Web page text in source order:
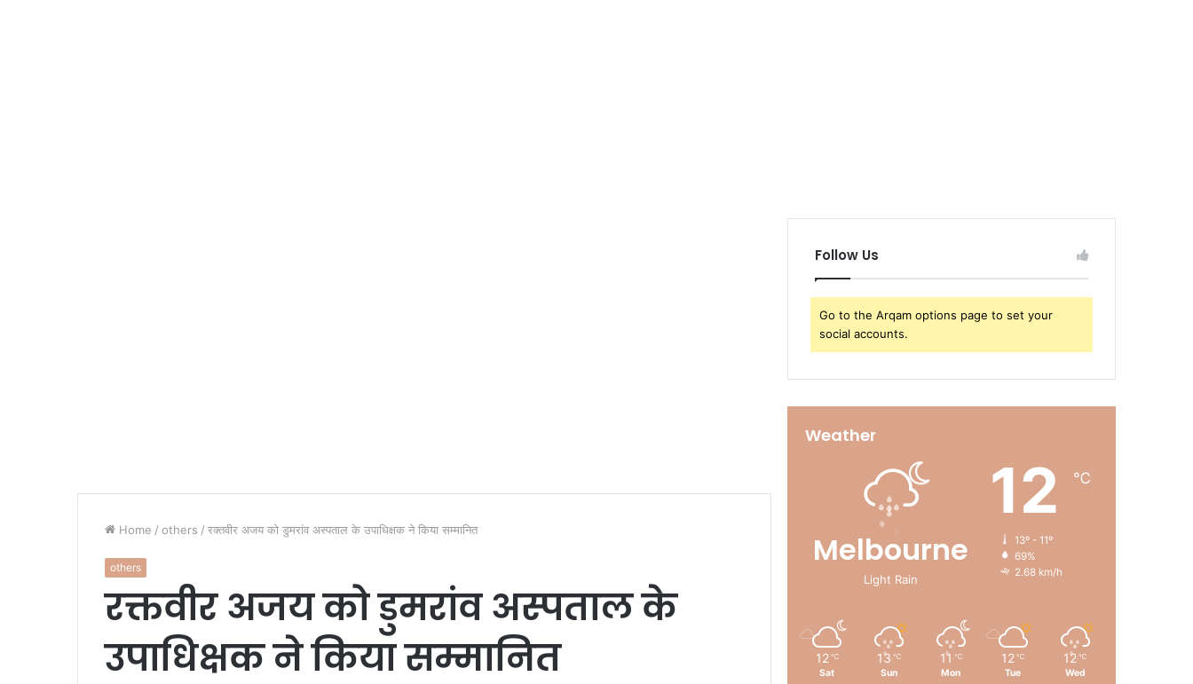
Home / others / रक्तवीर अजय को डुमरांव अस्पताल के उपाधिक्षक ने किया सम्मानित
others
रक्तवीर अजय को डुमरांव अस्पताल के
उपाधिक्षक ने किया सम्मानित
Follow Us
Go to the Arqam options page to set your
social accounts.
Weather
Melbourne
Light Rain
12 ℃
13º - 11º
69%
2.68 km/h
12 ℃
Sat
13 ℃
Sun
11 ℃
Mon
12 ℃
Tue
12 ℃
Wed